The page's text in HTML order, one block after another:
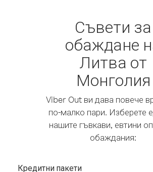
Съвети за
обаждане
Литва от
Монголия
Viber Out ви дава повече
по-малко пари. Изберете
нашите гъвкави, евтини
обаждания:
Кредитни пакети